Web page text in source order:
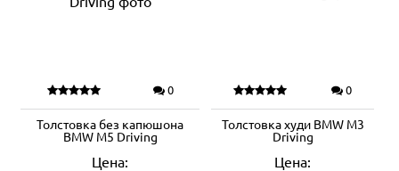
0
Толстовка без капюшона
BMW M5 Driving
Цена:
0
Толстовка худи BMW M3
Driving
Цена: